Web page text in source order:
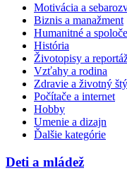
Motivácia a
Biznis a manažment
Humanitné a
História
Životopisy a
Vzťahy a rodina
Zdravie a životný
Počítače a internet
Hobby
Umenie a dizajn
Ďalšie kategórie
Deti a mládež